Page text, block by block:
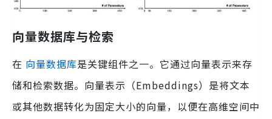
向量数据库与检索
在 向量数据库是关键组件之一。它通过向量表示来存
储和检索数据。向量表示（Embeddings）是将文本
或其他数据转化为固定大小的向量，以便在高维空间中